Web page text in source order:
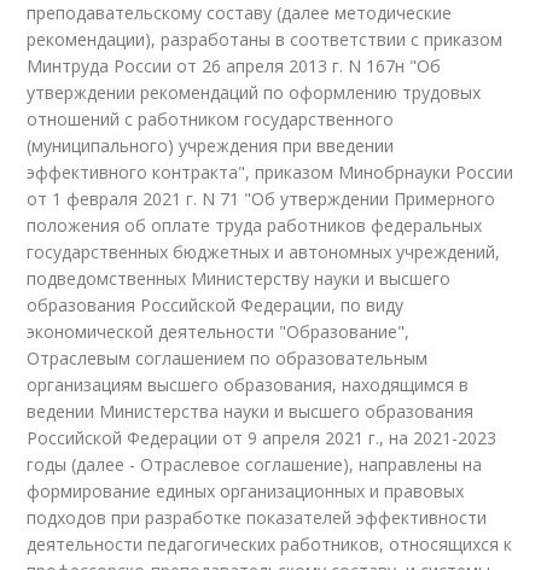
преподавательскому составу (далее методические
рекомендации), разработаны в соответствии с приказом
Минтруда России от 26 апреля 2013 г. N 167н "Об
утверждении рекомендаций по оформлению трудовых
отношений с работником государственного
(муниципального) учреждения при введении
эффективного контракта", приказом Минобрнауки России
от 1 февраля 2021 г. N 71 "Об утверждении Примерного
положения об оплате труда работников федеральных
государственных бюджетных и автономных учреждений,
подведомственных Министерству науки и высшего
образования Российской Федерации, по виду
экономической деятельности "Образование",
Отраслевым соглашением по образовательным
организациям высшего образования, находящимся в
ведении Министерства науки и высшего образования
Российской Федерации от 9 апреля 2021 г., на 2021-2023
годы (далее - Отраслевое соглашение), направлены на
формирование единых организационных и правовых
подходов при разработке показателей эффективности
деятельности педагогических работников, относящихся к